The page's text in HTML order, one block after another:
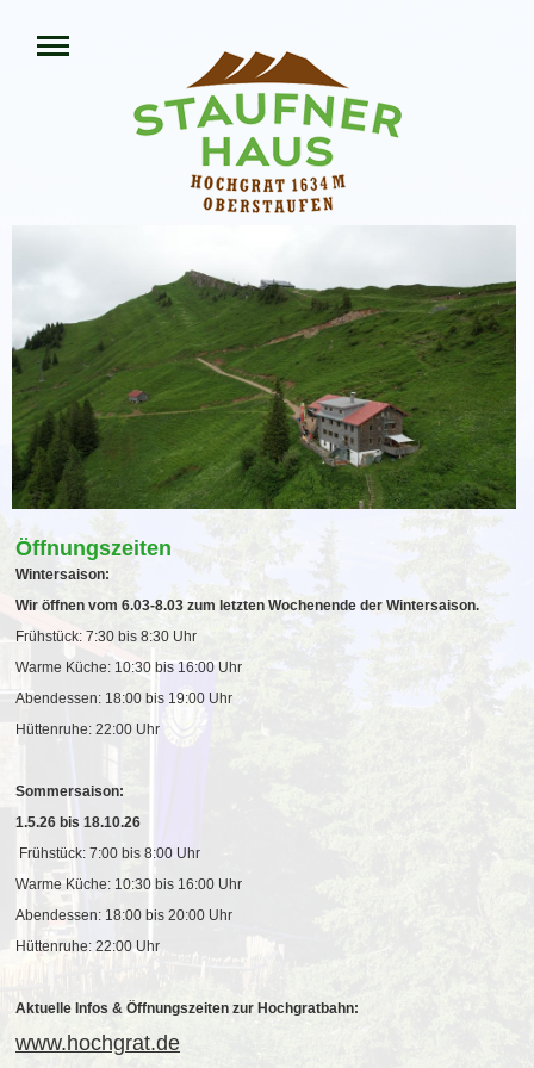
Öffnungszeiten
Wintersaison:
Wir öffnen vom 6.03-8.03 zum letzten Wochenende der Wintersaison.
Frühstück: 7:30 bis 8:30 Uhr
Warme Küche: 10:30 bis 16:00 Uhr
Abendessen: 18:00 bis 19:00 Uhr
Hüttenruhe: 22:00 Uhr
Sommersaison:
1.5.26 bis 18.10.26
Frühstück: 7:00 bis 8:00 Uhr
Warme Küche: 10:30 bis 16:00 Uhr
Abendessen: 18:00 bis 20:00 Uhr
Hüttenruhe: 22:00 Uhr
Aktuelle Infos & Öffnungszeiten zur Hochgratbahn:
www.hochgrat.de